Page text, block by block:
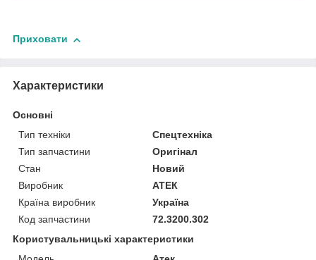
Приховати
Характеристики
Основні
Тип техніки
Спецтехніка
Тип запчастини
Оригінал
Стан
Новий
Виробник
АТЕК
Країна виробник
Україна
Код запчастини
72.3200.302
Користувальницькі характеристики